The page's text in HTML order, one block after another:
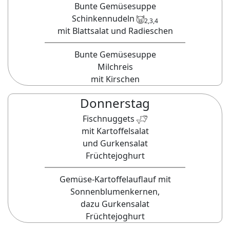
Bunte Gemüsesuppe
Schinkennudeln
2,3,4
mit Blattsalat und Radieschen
Bunte Gemüsesuppe
Milchreis
mit Kirschen
Donnerstag
Fischnuggets
mit Kartoffelsalat
und Gurkensalat
Früchtejoghurt
Gemüse-Kartoffelauflauf mit
Sonnenblumenkernen,
dazu Gurkensalat
Früchtejoghurt